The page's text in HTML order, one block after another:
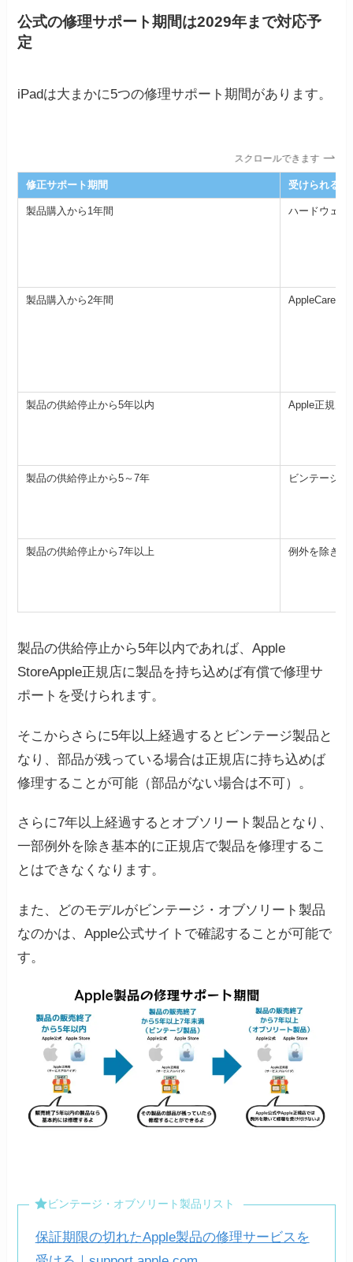
公式の修理サポート期間は2029年まで対応予
定
iPadは大まかに5つの修理サポート期間があります。
スクロールできます
修正サポート期間 受けられるサ
製品購入から1年間 ハードウェア
製品購入から2年間 AppleCare＋
製品の供給停止から5年以内 Apple正規店
製品の供給停止から5～7年 ビンテージ
製品の供給停止から7年以上 例外を除き正
製品の供給停止から5年以内であれば、Apple
StoreApple正規店に製品を持ち込めば有償で修理サ
ポートを受けられます。
そこからさらに5年以上経過するとビンテージ製品と
なり、部品が残っている場合は正規店に持ち込めば
修理することが可能（部品がない場合は不可）。
さらに7年以上経過するとオブソリート製品となり、
一部例外を除き基本的に正規店で製品を修理するこ
とはできなくなります。
また、どのモデルがビンテージ・オブソリート製品
なのかは、Apple公式サイトで確認することが可能で
す。
ビンテージ・オブソリート製品リスト
保証期限の切れたApple製品の修理サービスを